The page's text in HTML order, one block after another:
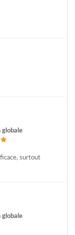
globale
surtout
globale